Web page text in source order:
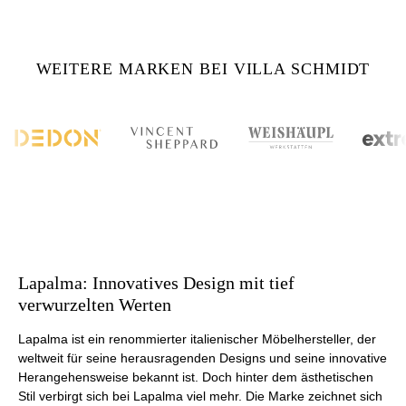
WEITERE MARKEN BEI VILLA SCHMIDT
Lapalma: Innovatives Design mit tief
verwurzelten Werten
Lapalma ist ein renommierter italienischer Möbelhersteller, der
weltweit für seine herausragenden Designs und seine innovative
Herangehensweise bekannt ist. Doch hinter dem ästhetischen
Stil verbirgt sich bei Lapalma viel mehr. Die Marke zeichnet sich